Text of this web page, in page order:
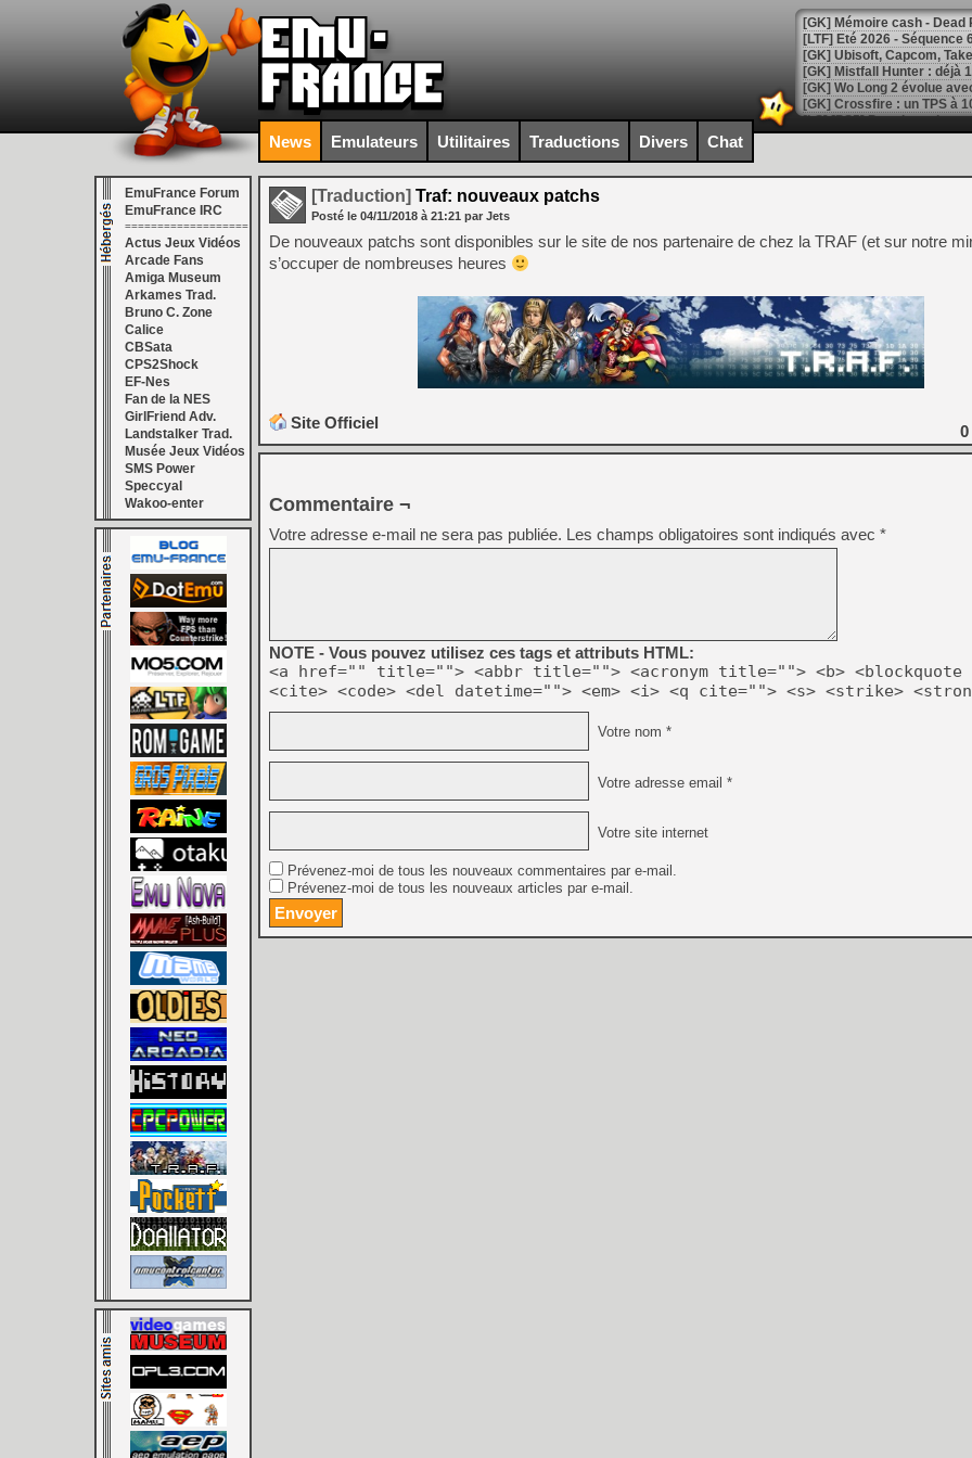
[LTF] Eté 2026 - Séquence
[GK] Mistfall Hunter : déjà
[GK] Wo Long 2 évolue
[GK] Crossfire : un TPS à
[LS] [PS5] Premiers
[Mo5] DOOM arrive en
[GK] Bethesda fête les 30
[GK] Roblox : l'action en
[GK] Agenda - GeForce
[GK] Devolver Digital en a
[LS] [PS5] ps5-y2jb-
[GK] Pourquoi Marvel
[GK] Test : Restory : Chill
[GK] GTA 6 : Rockstar
[GK] Hot Wheels Infinite
[GK] Mémoire cash -
[GK] Résultats Nintendo :
[GK] Déjà des
[Mo5] Brickboy cherche à
[GK] Minecraft et ses «
[GK] Beast of
[GK] Ubisoft : fin de partie
[GK] Mémoire cash -
[GK] Dan Houser (GTA)
[GK] Comment EA Sports
[GK] Crimson Moon : un
[GK] Isle of Reveries : le
[GK] Moonlighter 2 : The
[GK] Capcom relance
[GK] Guillermo del Toro
News Emulateurs Utilitaires Traductions Divers Chat
EmuFrance Forum
EmuFrance IRC
===================
Actus Jeux Vidéos
Arcade Fans
Amiga Museum
Arkames Trad.
Bruno C. Zone
Calice
CBSata
CPS2Shock
EF-Nes
Fan de la NES
GirlFriend Adv.
Landstalker Trad.
Musée Jeux Vidéos
SMS Power
Speccyal
Wakoo-enter
[Traduction] Traf: nouveaux patchs
Posté le 04/11/2018 à 21:21 par Jets
De nouveaux patchs sont disponibles sur le site de nos partenaire de chez la TRAF (et sur notre
s’occuper de nombreuses heures
Site Officiel 0
Commentaire ¬
Votre adresse e-mail ne sera pas publiée. Les champs obligatoires sont indiqués avec *
NOTE - Vous pouvez utilisez ces tags et attributs HTML:
<a href="" title=""> <abbr title=""> <acronym title=""> <b> <blockquote
<cite> <code> <del datetime=""> <em> <i> <q cite=""> <s> <strike>
Votre nom *
Votre adresse email *
Votre site internet
Prévenez-moi de tous les nouveaux commentaires par e-mail.
Prévenez-moi de tous les nouveaux articles par e-mail.